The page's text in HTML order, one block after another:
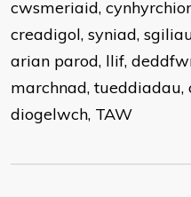
cwsmeriaid,
creadigol, syniad,
arian parod, llif,
marchnad,
diogelwch, TAW